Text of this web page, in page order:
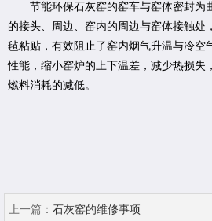
节能环保石灰窑的窑车与窑体密封为
的接头、周边、窑内的周边与窑体接触处
毡粘贴，有效阻止了窑内烟气升温与冷空
性能，缩小窑炉的上下温差，减少热损失
燃料消耗的减低。
上一篇： 石灰窑的维修事项